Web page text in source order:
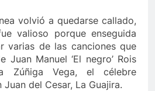
volvió a quedarse callado,
valioso porque enseguida
varias de las canciones que
Manuel ‘El negro’ Rois
Zúñiga Vega, el célebre
del Cesar, La Guajira.